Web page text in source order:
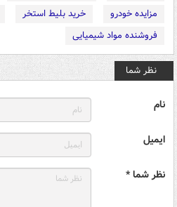
مزایده خودرو
خرید بلیط استخر
فروشنده مواد شیمیایی
نظر شما
نام
ایمیل
نظر شما *